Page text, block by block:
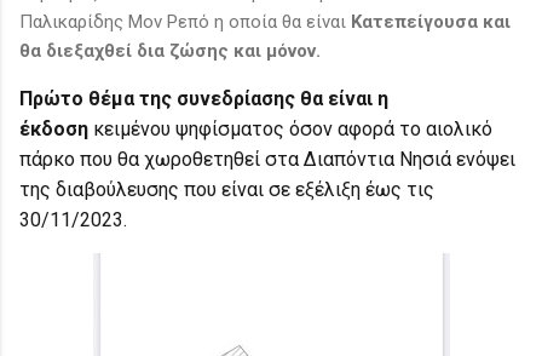
Παλικαρίδης Μον Ρεπό η οποία θα είναι Κατεπείγουσα και
θα διεξαχθεί δια ζώσης και μόνον.
Πρώτο θέμα της συνεδρίασης θα είναι η
έκδοση κειμένου ψηφίσματος όσον αφορά το αιολικό
πάρκο που θα χωροθετηθεί στα Διαπόντια Νησιά ενόψει
της διαβούλευσης που είναι σε εξέλιξη έως τις
30/11/2023.